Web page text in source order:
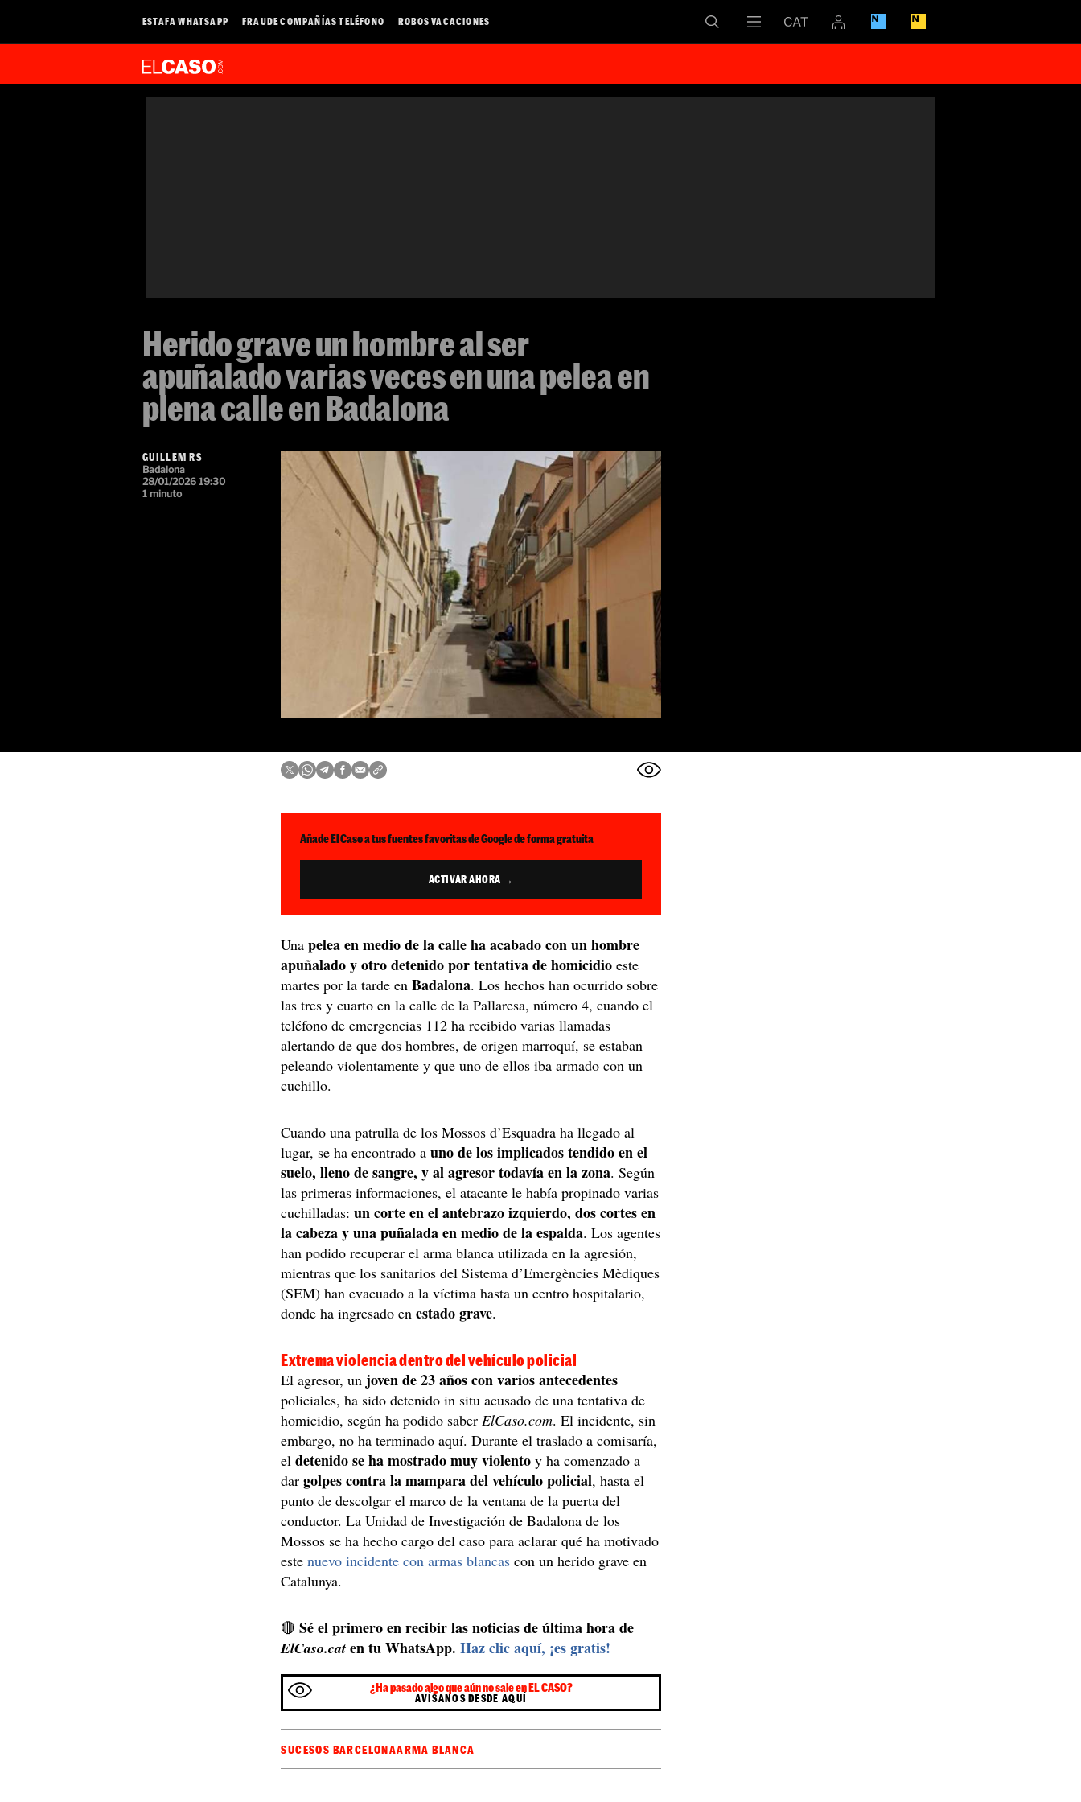
ESTAFA WHATSAPP FRAUDE COMPAÑÍAS TELÉFONO ROBOS VACACIONES
Herido grave un hombre al ser
apuñalado varias veces en una pelea en
plena calle en Badalona
GUILLEM RS
Badalona
28/01/2026 19:30
1 minuto
Añade El Caso a tus fuentes favoritas de Google de forma gratuita
ACTIVAR AHORA →
Unapelea en medio de la calle ha acabado con un hombre
apuñalado y otro detenido por tentativa de homicidio este
martes por la tarde enBadalona. Los hechos han ocurrido sobre
las tres y cuarto en la calle de la Pallaresa, número 4, cuando el
teléfono de emergencias 112 ha recibido varias llamadas
alertando de que dos hombres, de origen marroquí, se estaban
peleando violentamente y que uno de ellos iba armado con un
cuchillo.
Cuando una patrulla de los Mossos d’Esquadra ha llegado al
lugar, se ha encontrado auno de los implicados tendido en el
suelo, lleno de sangre, y al agresor todavía en la zona. Según
las primeras informaciones, el atacante le había propinado varias
cuchilladas:un corte en el antebrazo izquierdo, dos cortes en
la cabeza y una puñalada en medio de la espalda. Los agentes
han podido recuperar el arma blanca utilizada en la agresión,
mientras que los sanitarios del Sistema d’Emergències Mèdiques
(SEM) han evacuado a la víctima hasta un centro hospitalario,
donde ha ingresado enestado grave.
Extrema violencia dentro del vehículo policial
El agresor, un joven de 23 años con varios antecedentes
policiales, ha sido detenido in situ acusado de una tentativa de
homicidio, según ha podido saberElCaso.com. El incidente, sin
embargo, no ha terminado aquí. Durante el traslado a comisaría,
eldetenido se ha mostrado muy violento y ha comenzado a
dargolpes contra la mampara del vehículo policial, hasta el
punto de descolgar el marco de la ventana de la puerta del
conductor. La Unidad de Investigación de Badalona de los
Mossos se ha hecho cargo del caso para aclarar qué ha motivado
estenuevo incidente con armas blancas con un herido grave en
Catalunya.
🔴Sé el primero en recibir las noticias de última hora de
ElCaso.cat en tu WhatsApp.Haz clic aquí, ¡es gratis!
¿Ha pasado algo que aún no sale en EL CASO?
AVÍSANOS DESDE AQUÍ
SUCESOS BARCELONAARMA BLANCA